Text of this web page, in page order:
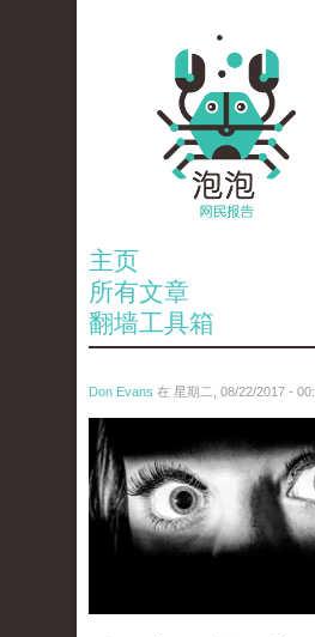
主页
所有文章
翻墙工具箱
Don Evans 在 星期二, 08/22/2017 -
wechatimg28.jpeg